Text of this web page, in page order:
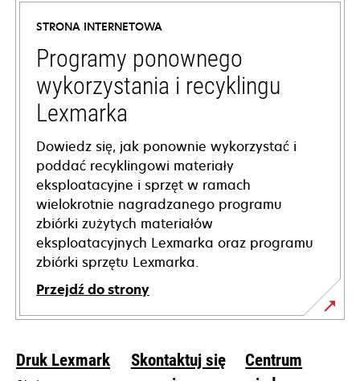
new
tab
STRONA INTERNETOWA
Programy ponownego
wykorzystania i recyklingu
Lexmarka
Dowiedz się, jak ponownie wykorzystać i
poddać recyklingowi materiały
eksploatacyjne i sprzęt w ramach
wielokrotnie nagradzanego programu
zbiórki zużytych materiałów
eksploatacyjnych Lexmarka oraz programu
zbiórki sprzętu Lexmarka.
Przejdź do strony
Druk Lexmark
Skontaktuj się
Centrum